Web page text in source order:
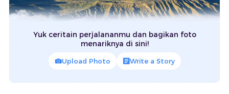
Yuk ceritain perjalananmu dan bagikan foto
menariknya di sini!
Upload Photo Write a Story